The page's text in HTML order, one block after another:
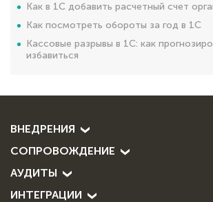
Как в 1С добавить расчетный счет
Как посмотреть обороты за год в 1С
Кассовые разрывы в 1С: как
избавиться
ВНЕДРЕНИЯ
СОПРОВОЖДЕНИЕ
АУДИТЫ
ИНТЕГРАЦИИ